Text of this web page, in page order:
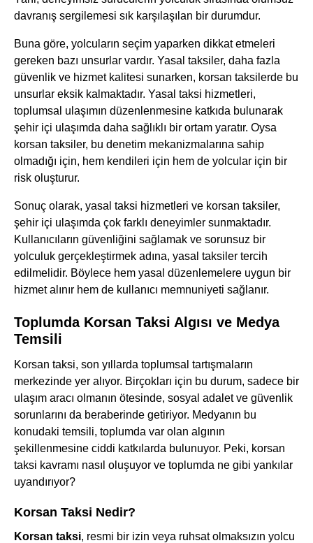
davranış sergilemesi sık karşılaşılan bir durumdur.
Buna göre, yolcuların seçim yaparken dikkat etmeleri
gereken bazı unsurlar vardır. Yasal taksiler, daha fazla
güvenlik ve hizmet kalitesi sunarken, korsan taksilerde bu
unsurlar eksik kalmaktadır. Yasal taksi hizmetleri,
toplumsal ulaşımın düzenlenmesine katkıda bulunarak
şehir içi ulaşımda daha sağlıklı bir ortam yaratır. Oysa
korsan taksiler, bu denetim mekanizmalarına sahip
olmadığı için, hem kendileri için hem de yolcular için bir
risk oluşturur.
Sonuç olarak, yasal taksi hizmetleri ve korsan taksiler,
şehir içi ulaşımda çok farklı deneyimler sunmaktadır.
Kullanıcıların güvenliğini sağlamak ve sorunsuz bir
yolculuk gerçekleştirmek adına, yasal taksiler tercih
edilmelidir. Böylece hem yasal düzenlemelere uygun bir
hizmet alınır hem de kullanıcı memnuniyeti sağlanır.
Toplumda Korsan Taksi Algısı ve Medya
Temsili
Korsan taksi, son yıllarda toplumsal tartışmaların
merkezinde yer alıyor. Birçokları için bu durum, sadece bir
ulaşım aracı olmanın ötesinde, sosyal adalet ve güvenlik
sorunlarını da beraberinde getiriyor. Medyanın bu
konudaki temsili, toplumda var olan algının
şekillenmesine ciddi katkılarda bulunuyor. Peki, korsan
taksi kavramı nasıl oluşuyor ve toplumda ne gibi yankılar
uyandırıyor?
Korsan Taksi Nedir?
Korsan taksi, resmi bir izin veya ruhsat olmaksızın yolcu